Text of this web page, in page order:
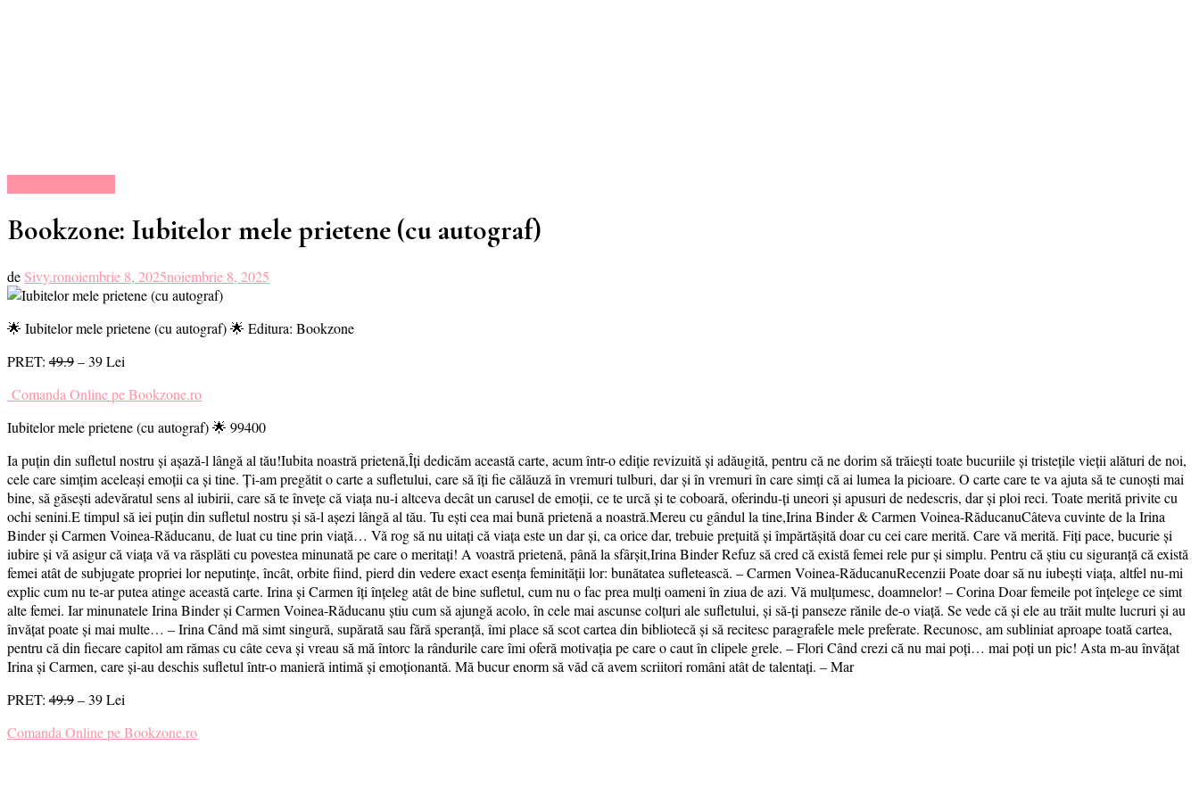
Bookzone: Iubitelor mele prietene (cu autograf)
de Sivy.ronoiembrie 8, 2025noiembrie 8, 2025
🌟 Iubitelor mele prietene (cu autograf) 🌟 Editura: Bookzone
PRET: 49.9– 39 Lei
Comanda Online pe Bookzone.ro
Iubitelor mele prietene (cu autograf) 🌟 99400
Ia puțin din sufletul nostru și așază-l lângă al tău!Iubita noastră prietenă,Îți dedicăm această carte, acum într-o ediție revizuită și adăugită, pentru că ne dorim să trăiești toate bucuriile și tristețile vieții alături de noi,
cele care simțim aceleași emoții ca și tine. Ți-am pregătit o carte a sufletului, care să îți fie călăuză în vremuri tulburi, dar și în vremuri în care simți că ai lumea la picioare. O carte care te va ajuta să te cunoști mai
bine, să găsești adevăratul sens al iubirii, care să te învețe că viața nu-i altceva decât un carusel de emoții, ce te urcă și te coboară, oferindu-ți uneori și apusuri de nedescris, dar și ploi reci. Toate merită privite cu
ochi senini.E timpul să iei puțin din sufletul nostru și să-l așezi lângă al tău. Tu ești cea mai bună prietenă a noastră.Mereu cu gândul la tine,Irina Binder & Carmen Voinea-RăducanuCâteva cuvinte de la Irina
Binder și Carmen Voinea-Răducanu, de luat cu tine prin viață… Vă rog să nu uitați că viața este un dar și, ca orice dar, trebuie prețuită și împărtășită doar cu cei care merită. Care vă merită. Fiți pace, bucurie și
iubire și vă asigur că viața vă va răsplăti cu povestea minunată pe care o meritați! A voastră prietenă, până la sfârșit,Irina Binder Refuz să cred că există femei rele pur şi simplu. Pentru că ştiu cu siguranţă că există
femei atât de subjugate propriei lor neputinţe, încât, orbite fiind, pierd din vedere exact esenţa feminităţii lor: bunătatea sufletească. – Carmen Voinea-RăducanuRecenzii Poate doar să nu iubești viața, altfel nu-mi
explic cum nu te-ar putea atinge această carte. Irina și Carmen îți înțeleg atât de bine sufletul, cum nu o fac prea mulți oameni în ziua de azi. Vă mulțumesc, doamnelor! – Corina Doar femeile pot înțelege ce simt
alte femei. Iar minunatele Irina Binder și Carmen Voinea-Răducanu știu cum să ajungă acolo, în cele mai ascunse colțuri ale sufletului, și să-ți panseze rănile de-o viață. Se vede că și ele au trăit multe lucruri și au
învățat poate și mai multe… – Irina Când mă simt singură, supărată sau fără speranță, îmi place să scot cartea din bibliotecă și să recitesc paragrafele mele preferate. Recunosc, am subliniat aproape toată cartea,
pentru că din fiecare capitol am rămas cu câte ceva și vreau să mă întorc la rândurile care îmi oferă motivația pe care o caut în clipele grele. – Flori Când crezi că nu mai poți… mai poți un pic! Asta m-au învățat
Irina și Carmen, care și-au deschis sufletul într-o manieră intimă și emoționantă. Mă bucur enorm să văd că avem scriitori români atât de talentați. – Mar
PRET: 49.9– 39 Lei
Comanda Online pe Bookzone.ro